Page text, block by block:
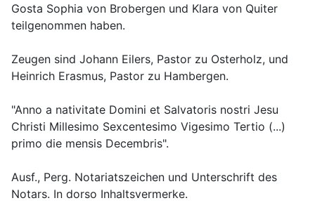
Gosta Sophia von Brobergen und Klara von Quiter
Zeugen sind Johann Eilers, Pastor zu Osterholz, und
"Anno a nativitate Domini et Salvatoris nostri Jesu
Christi Millesimo Sexcentesimo Vigesimo Tertio (...)
Ausf., Perg. Notariatszeichen und Unterschrift des